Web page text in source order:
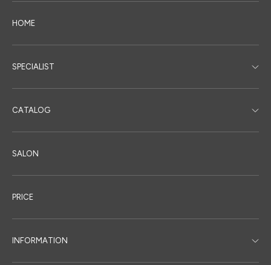
HOME
SPECIALIST
CATALOG
SALON
PRICE
INFORMATION